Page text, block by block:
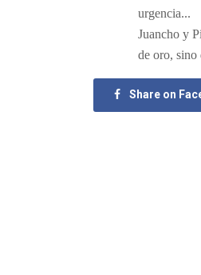
urgencia...
​Juancho y
de oro, sino
Share on